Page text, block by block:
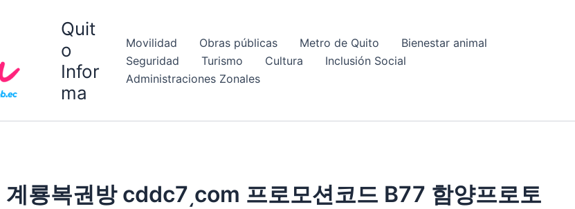
Quit
o
Infor
ma
Movilidad Obras públicas Metro de Quito
Bienestar animal
Seguridad
Turismo Cultura
Inclusión Social
Administraciones Zonales
계룡복권방 cddc7͵com 프로모션코드 B77 함양프로토